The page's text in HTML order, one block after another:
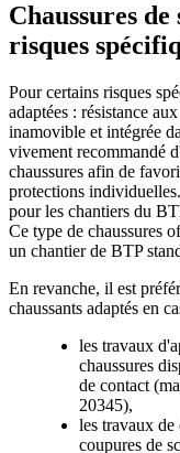
Chaussures
risques
Pour certains risques
adaptées : résistance
inamovible et intégrée
vivement recommandé
chaussures afin de
protections
pour les chantiers du
Ce type de chaussures
un chantier de BTP
En revanche, il est
chaussants adaptés en
les travaux
chaussures
de contact
20345),
les travaux de
coupures de